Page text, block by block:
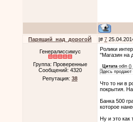
Парящий_над_дорогоЙ |# 7
Генералиссимус
Группа: Проверенные
Сообщений: 4320
Репутация: 38
Ролики
"Магазин на
Цитата odin ()
Здесь продают
Что то ни в
покрытия.
Банка 500
которое
Ну и это как